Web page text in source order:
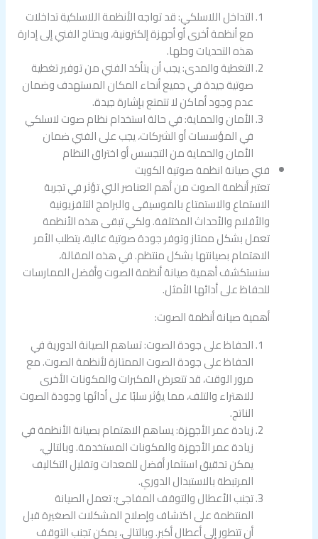
التداخل اللاسلكي: قد تواجه الأنظمة اللاسلكية تداخلات
مع أنظمة أخرى أو أجهزة إلكترونية، ويحتاج الفني إلى إدارة
هذه التحديات وحلها.
التغطية والمدى: يجب أن يتأكد الفني من توفير تغطية
صوتية جيدة في جميع أنحاء المكان المستهدف وضمان
عدم وجود أماكن لا تتمتع بإشارة جيدة.
الأمان والحماية: في حالة استخدام نظام صوت لاسلكي
في المؤسسات أو الشركات، يجب على الفني ضمان
الأمان والحماية من التجسس أو اختراق النظام
فني صيانة انظمة صوتية الكويت
تعتبر أنظمة الصوت من أهم العناصر التي تؤثر في تجربة
الاستماع والاستمتاع بالموسيقى والبرامج التلفزيونية
والأفلام والأحداث المختلفة. ولكي تبقى هذه الأنظمة
تعمل بشكل ممتاز وتوفر جودة صوتية عالية، يتطلب الأمر
الاهتمام بصيانتها بشكل منتظم. في هذه المقالة،
سنستكشف أهمية صيانة أنظمة الصوت وأفضل الممارسات
للحفاظ على أدائها الأمثل.
أهمية صيانة أنظمة الصوت:
الحفاظ على جودة الصوت: تساهم الصيانة الدورية في
الحفاظ على جودة الصوت الممتازة لأنظمة الصوت. مع
مرور الوقت، قد تتعرض المكبرات والمكونات الأخرى
للاهتراء والتلف، مما يؤثر سلبًا على أدائها وجودة الصوت
الناتج.
زيادة عمر الأجهزة: يساهم الاهتمام بصيانة الأنظمة في
زيادة عمر الأجهزة والمكونات المستخدمة. وبالتالي،
يمكن تحقيق استثمار أفضل للمعدات وتقليل التكاليف
المرتبطة بالاستبدال الدوري.
تجنب الأعطال والتوقف المفاجئ: تعمل الصيانة
المنتظمة على اكتشاف وإصلاح المشكلات الصغيرة قبل
أن تتطور إلى أعطال أكبر. وبالتالي، يمكن تجنب التوقف